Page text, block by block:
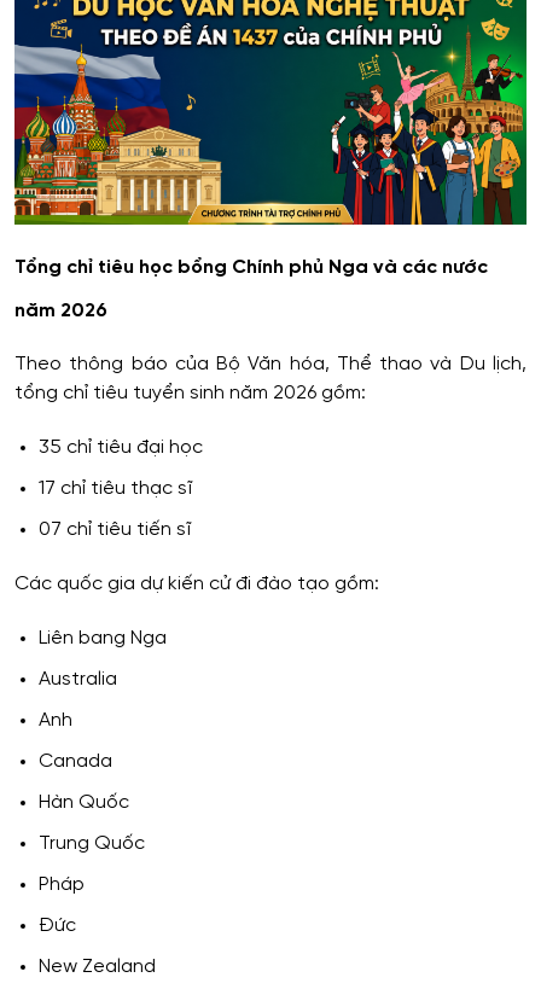
Tổng chỉ tiêu học bổng Chính phủ Nga và các nước
năm 2026
Theo thông báo của Bộ Văn hóa, Thể thao và Du lịch,
tổng chỉ tiêu tuyển sinh năm 2026 gồm:
35 chỉ tiêu đại học
17 chỉ tiêu thạc sĩ
07 chỉ tiêu tiến sĩ
Các quốc gia dự kiến cử đi đào tạo gồm:
Liên bang Nga
Australia
Anh
Canada
Hàn Quốc
Trung Quốc
Pháp
Đức
New Zealand